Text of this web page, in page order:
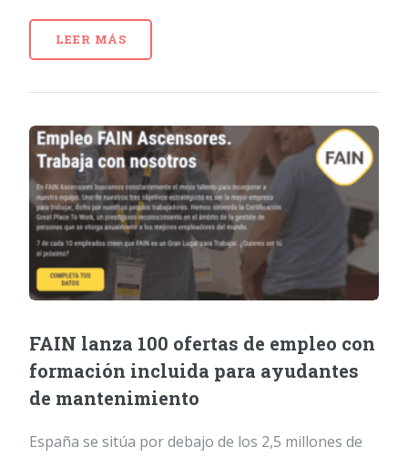
LEER MÁS
FAIN lanza 100 ofertas de empleo con
formación incluida para ayudantes
de mantenimiento
España se sitúa por debajo de los 2,5 millones de